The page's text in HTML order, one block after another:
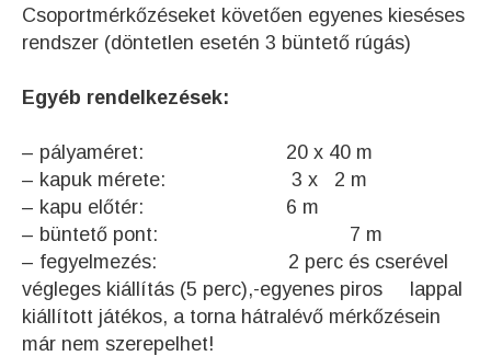
Csoportmérkőzéseket követően egyenes kieséses
rendszer (döntetlen esetén 3 büntető rúgás)
Egyéb rendelkezések:
– pályaméret: 20 x 40 m
– kapuk mérete: 3 x 2 m
– kapu előtér: 6 m
– büntető pont: 7 m
– fegyelmezés: 2 perc és cserével
végleges kiállítás (5 perc),-egyenes piros lappal
kiállított játékos, a torna hátralévő mérkőzésein
már nem szerepelhet!